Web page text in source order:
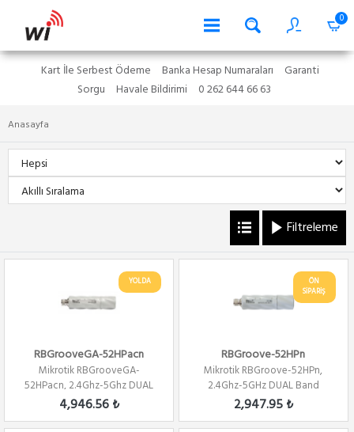
0
Kart İle Serbest Ödeme Banka Hesap Numaraları
Garanti
Sorgu
Havale Bildirimi 0 262 644 66 63
Anasayfa
Filtreleme
YOLDA
RBGrooveGA-52HPacn
Mikrotik RBGrooveGA-
52HPacn, 2.4Ghz-5Ghz DUAL
Band, 802.11a/b/g/n...
4,946.56 ₺
ÖN
SİPARİŞ
RBGroove-52HPn
Mikrotik RBGroove-52HPn,
2.4Ghz-5GHz DUAL Band
802.11a/b/g/n, PTP...
2,947.95 ₺